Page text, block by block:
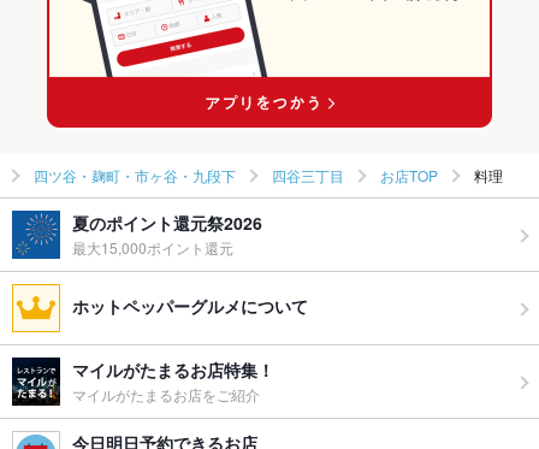
四ツ谷・麹町・市ヶ谷・九段下 四谷三丁目 お店TOP 料理
夏のポイント還元祭2026
最大15,000ポイント還元
ホットペッパーグルメについて
マイルがたまるお店特集！
マイルがたまるお店をご紹介
今日明日予約できるお店